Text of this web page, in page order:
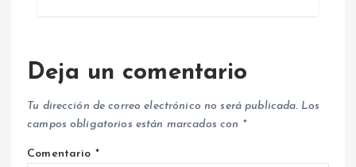
Deja un comentario
Tu dirección de correo electrónico no será publicada. Los
campos obligatorios están marcados con *
Comentario *